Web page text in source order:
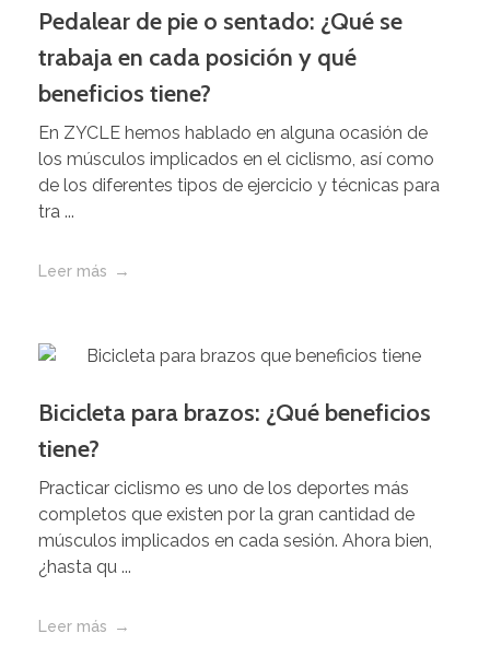
Pedalear de pie o sentado: ¿Qué se
trabaja en cada posición y qué
beneficios tiene?
En ZYCLE hemos hablado en alguna ocasión de
los músculos implicados en el ciclismo, así como
de los diferentes tipos de ejercicio y técnicas para
tra ...
Leer más
Bicicleta para brazos: ¿Qué beneficios
tiene?
Practicar ciclismo es uno de los deportes más
completos que existen por la gran cantidad de
músculos implicados en cada sesión. Ahora bien,
¿hasta qu ...
Leer más